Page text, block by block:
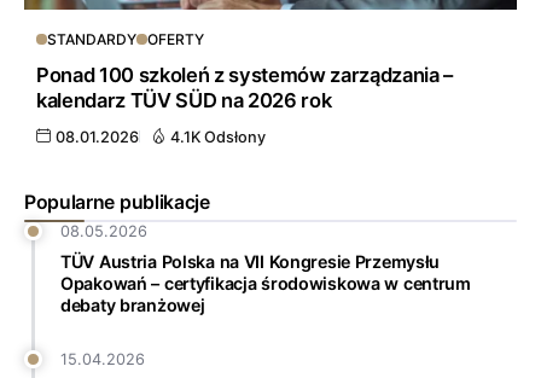
Popularne publikacje
08.05.2026
TÜV Austria Polska na VII Kongresie Przemysłu
Opakowań – certyfikacja środowiskowa w centrum
debaty branżowej
15.04.2026
STANDARDY OFERTY
Ponad 100 szkoleń z systemów zarządzania –
kalendarz TÜV SÜD na 2026 rok
08.01.2026 4.1K Odsłony